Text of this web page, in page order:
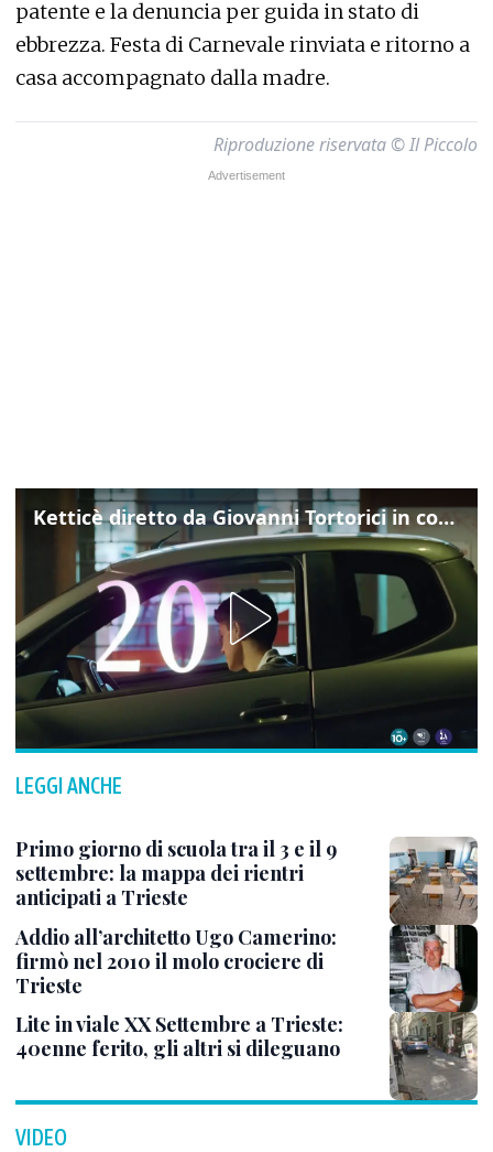
patente e la denuncia per guida in stato di
ebbrezza. Festa di Carnevale rinviata e ritorno a
casa accompagnato dalla madre.
Riproduzione riservata © Il Piccolo
Ketticè diretto da Giovanni Tortorici in concorso al Locarno Film Festival
LEGGI ANCHE
Primo giorno di scuola tra il 3 e il 9
settembre: la mappa dei rientri
anticipati a Trieste
Addio all’architetto Ugo Camerino:
firmò nel 2010 il molo crociere di
Trieste
Lite in viale XX Settembre a Trieste:
40enne ferito, gli altri si dileguano
VIDEO